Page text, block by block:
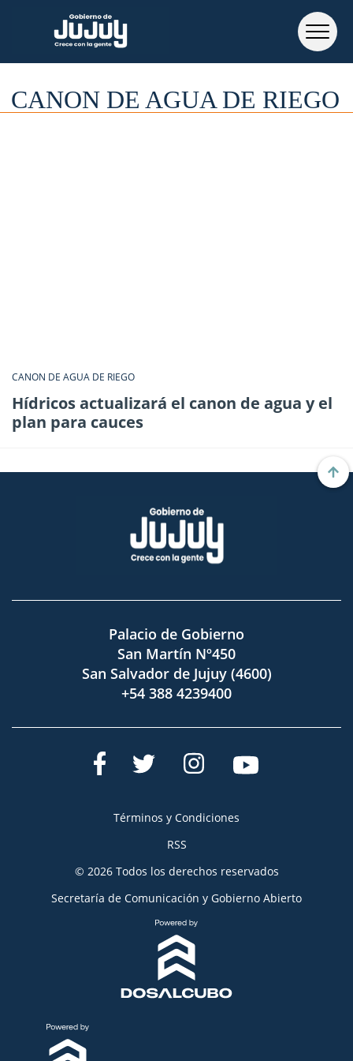
CANON DE AGUA DE RIEGO
CANON DE AGUA DE RIEGO
Hídricos actualizará el canon de agua y el
plan para cauces
Palacio de Gobierno
San Martín Nº450
San Salvador de Jujuy (4600)
+54 388 4239400
Términos y Condiciones
RSS
© 2026 Todos los derechos reservados
Secretaría de Comunicación y Gobierno Abierto